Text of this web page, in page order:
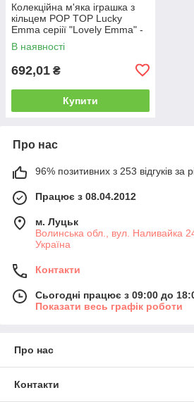
Колекційна м'яка іграшка з
кільцем POP TOP Lucky
Emma серіії "Lovely Emma" -
ЗАЙЧЕНЯТА(дисп., в ас.)
В наявності
692,01 ₴
Купити
Про нас
96% позитивних з 253 відгуків за
Працює з 08.04.2012
м. Луцьк
Волинська обл., вул. Наливайка
Україна
Контакти
Сьогодні працює з 09:00 до
Показати весь графік роботи
Про нас
Контакти